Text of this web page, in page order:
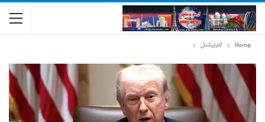
Home انٹرنیشنل